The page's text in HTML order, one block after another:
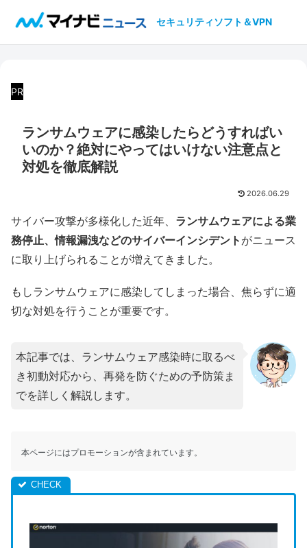
セキュリティソフト＆VPN
PR
ランサムウェアに感染したらどうすればい
いのか？絶対にやってはいけない注意点と
対処を徹底解説
2026.06.29
サイバー攻撃が多様化した近年、 ランサムウェアによる業
務停止、情報漏洩などのサイバーインシデント がニュース
に取り上げられることが増えてきました。
もしランサムウェアに感染してしまった場合、焦らずに適
切な対処を行うことが重要です。
本記事では、ランサムウェア感染時に取るべ
き初動対応から、再発を防ぐための予防策ま
でを詳しく解説します。
本ページにはプロモーションが含まれています。